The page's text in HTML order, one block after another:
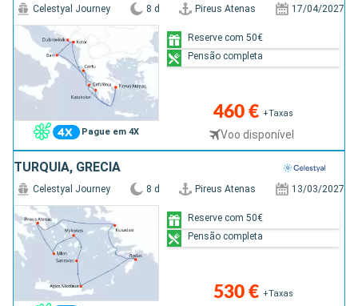
Pague em 4X
Celestyal Journey 8 d Pireus Atenas 17/04/2027
460 € +Taxas
Voo disponível
Reserve com 50€
Pensão completa
TURQUIA, GRÉCIA
Celestyal Journey 8 d Pireus Atenas 13/03/2027
530 € +Taxas
Reserve com 50€
Pensão completa